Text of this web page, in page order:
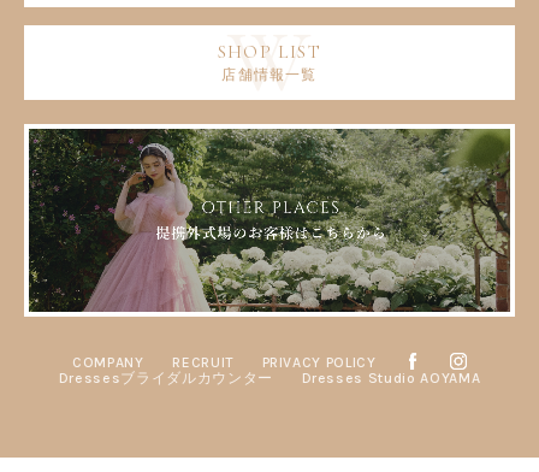
店舗情報一覧
COMPANY RECRUIT
PRIVACY POLICY
Dressesブライダルカウンター
Dresses Studio AOYAMA